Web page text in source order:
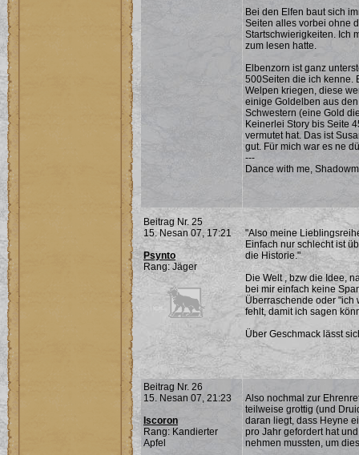
Bei den Elfen baut sich
Seiten alles vorbei ohne
Startschwierigkeiten. Ich
zum lesen hatte.
Elbenzorn ist ganz
500Seiten die ich kenne.
Welpen kriegen, diese
einige Goldelben aus
Schwestern (eine Gold
Keinerlei Story bis Seite
vermutet hat. Das ist
gut. Für mich war es ne
---
Dance with me,
Beitrag Nr. 25
15. Nesan 07, 17:21
Psynto
Rang: Jäger
"Also meine
Einfach nur schlecht ist
die Historie."
Die Welt , bzw die Idee,
bei mir einfach keine
Überraschende oder "ich
fehlt, damit ich sagen
Über Geschmack lässt
Beitrag Nr. 26
15. Nesan 07, 21:23
Iscoron
Rang: Kandierter
Apfel
Also nochmal zur
teilweise grottig (und
daran liegt, dass Heyne
pro Jahr gefordert hat
nehmen mussten, um